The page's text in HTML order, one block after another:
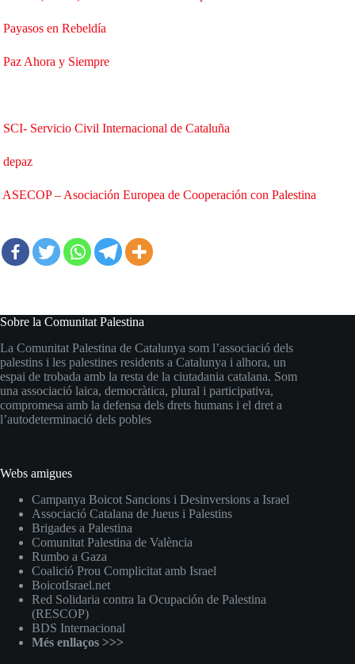
Payasos en Rebeldía
Paz Ahora y Siempre
SCI- Servicio Civil Internacional de Cataluña
depaz
ASECOP – Asociación Europea de Cooperación con Palestina
Sobre la Comunitat Palestina
La Comunitat Palestina de Catalunya som l’associació dels
palestins i les palestines residents a Catalunya i alhora, un
espai de trobada amb la resta de la ciutadania catalana. Som
una associació laica, democràtica, plural i participativa,
compromesa amb la defensa dels drets humans i el dret a
l’autodeterminació dels pobles
Webs amigues
Campanya Boicot Sancions i Desinversions a Israel
Associació Catalana de Jueus i Palestins
Brigades a Palestina
Comunitat Palestina de València
Rumbo a Gaza
Coalició Prou Complicitat amb Israel
BoicotIsrael.net
Red Solidaria contra la Ocupación de Palestina
(RESCOP)
BDS Internacional
Més enllaços >>>